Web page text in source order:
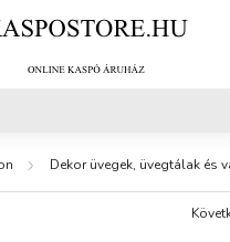
Dekor üvegek, üvegtálak és